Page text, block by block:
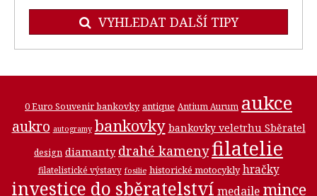
VYHLEDAT DALŠÍ TIPY
0 Euro Souvenir bankovky antique Antium Aurum aukce
aukro autogramy bankovky bankovky veletrhu Sběratel
design diamanty drahé kamenyfilatelie
filatelistické výstavy fosilie historické motocykly hračky
investice do sběratelství medaile mince